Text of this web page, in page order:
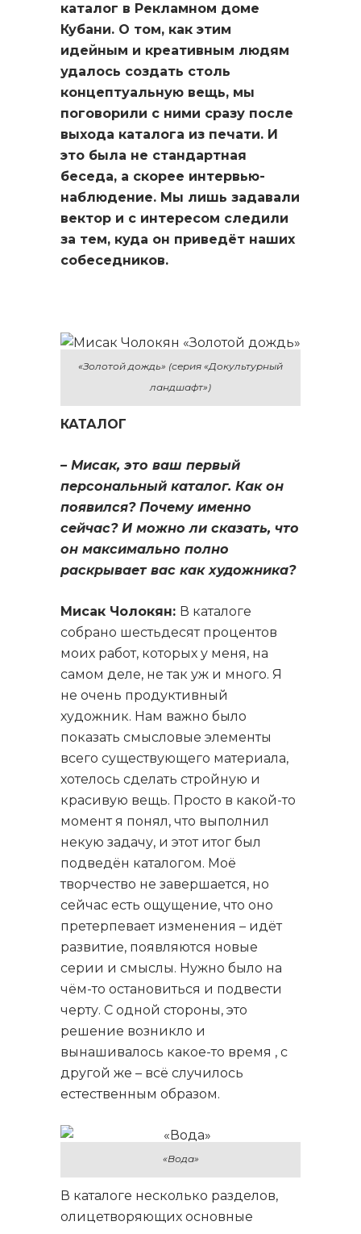
каталог в Рекламном доме
Кубани. О том, как этим
идейным и креативным людям
удалось создать столь
концептуальную вещь, мы
поговорили с ними сразу после
выхода каталога из печати. И
это была не стандартная
беседа, а скорее интервью-
наблюдение. Мы лишь задавали
вектор и с интересом следили
за тем, куда он приведёт наших
собеседников.
«Золотой дождь» (серия «Докультурный
ландшафт»)
КАТАЛОГ
– Мисак, это ваш первый
персональный каталог. Как он
появился? Почему именно
сейчас? И можно ли сказать, что
он максимально полно
раскрывает вас как художника?
Мисак Чолокян: В каталоге
собрано шестьдесят процентов
моих работ, которых у меня, на
самом деле, не так уж и много. Я
не очень продуктивный
художник. Нам важно было
показать смысловые элементы
всего существующего материала,
хотелось сделать стройную и
красивую вещь. Просто в какой-то
момент я понял, что выполнил
некую задачу, и этот итог был
подведён каталогом. Моё
творчество не завершается, но
сейчас есть ощущение, что оно
претерпевает изменения – идёт
развитие, появляются новые
серии и смыслы. Нужно было на
чём-то остановиться и подвести
черту. С одной стороны, это
решение возникло и
вынашивалось какое-то время , с
другой же – всё случилось
естественным образом.
«Вода»
В каталоге несколько разделов,
олицетворяющих основные